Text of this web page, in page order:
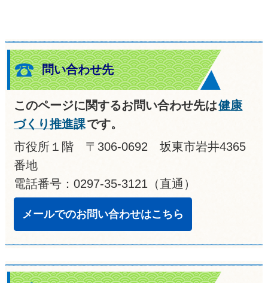
問い合わせ先
このページに関するお問い合わせ先は健康
づくり推進課です。
市役所１階 〒306-0692 坂東市岩井4365
番地
電話番号：0297-35-3121（直通）
メールでのお問い合わせはこちら